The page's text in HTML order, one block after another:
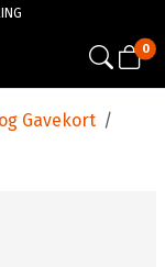
0
/
Gavekort